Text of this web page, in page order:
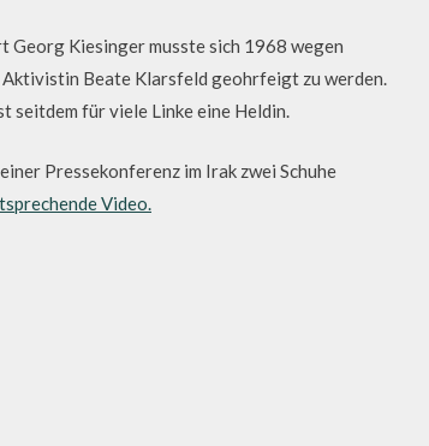
Georg Kiesinger musste sich 1968 wegen
Beate Klarsfeld geohrfeigt zu werden.
seitdem für viele Linke eine Heldin.
Pressekonferenz im Irak zwei Schuhe
Video.